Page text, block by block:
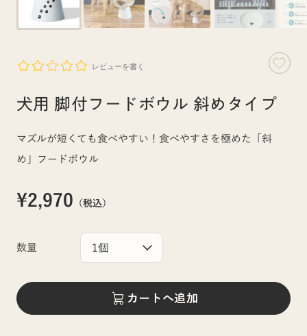
レビューを書く
犬用 脚付フードボウル 斜めタイプ
マズルが短くても食べやすい！食べやすさを極めた「斜
め」フードボウル
¥2,970 （税込）
数量
カートへ追加